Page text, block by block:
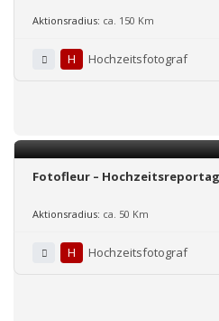
Aktionsradius: ca. 150 Km
H Hochzeitsfotograf
Fotofleur –
Aktionsradius: ca. 50 Km
H Hochzeitsfotograf